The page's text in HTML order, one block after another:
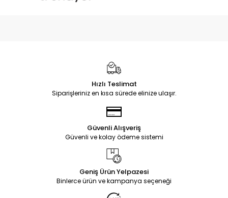
Hızlı Teslimat
Siparişleriniz en kısa sürede elinize ulaşır.
Güvenli Alışveriş
Güvenli ve kolay ödeme sistemi
Geniş Ürün Yelpazesi
Binlerce ürün ve kampanya seçeneği